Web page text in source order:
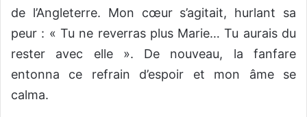
de l’Angleterre. Mon cœur s’agitait, hurlant sa
peur : « Tu ne reverras plus Marie… Tu aurais du
rester avec elle ». De nouveau, la fanfare
entonna ce refrain d’espoir et mon âme se
calma.